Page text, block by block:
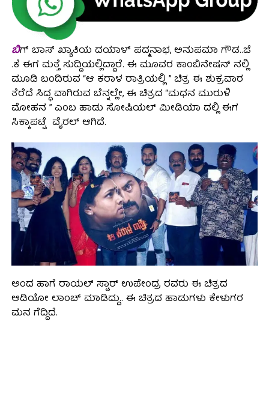
ಬಿಗ್ ಬಾಸ್ ಖ್ಯಾತಿಯ ದಯಾಳ್ ಪದ್ಮನಾಭ, ಅನುಪಮಾ ಗೌಡ..ಜೆ
.ಕೆ ಈಗ ಮತ್ತೆ ಸುದ್ದಿಯಲ್ಲಿದ್ದಾರೆ. ಈ ಮೂವರ ಕಾಂಬಿನೇಷನ್ ನಲ್ಲಿ
ಮೂಡಿ ಬಂದಿರುವ “ಆ ಕರಾಳ ರಾತ್ರಿಯಲ್ಲಿ ” ಚಿತ್ರ ಈ ಶುಕ್ರವಾರ
ತೆರೆದೆ ಸಿದ್ಧ ವಾಗಿರುವ ಬೆನ್ನಲ್ಲೇ, ಈ ಚಿತ್ರದ “ಮಧನ ಮುರುಳಿ
ಮೋಹನ ” ಎಂಬ ಹಾಡು ಸೋಷಿಯಲ್ ಮೀಡಿಯಾ ದಲ್ಲಿ ಈಗ
ಸಿಕ್ಕಾಪಟ್ಟೆ ವೈರಲ್ ಆಗಿದೆ.
ಅಂದ ಹಾಗೆ ರಾಯಲ್ ಸ್ಟಾರ್ ಉಪೇಂದ್ರ ರವರು ಈ ಚಿತ್ರದ
ಆಡಿಯೋ ಲಾಂಚ್ ಮಾಡಿದ್ದು.. ಈ ಚಿತ್ರದ ಹಾಡುಗಳು ಕೇಳುಗರ
ಮನ ಗೆದ್ದಿದೆ.